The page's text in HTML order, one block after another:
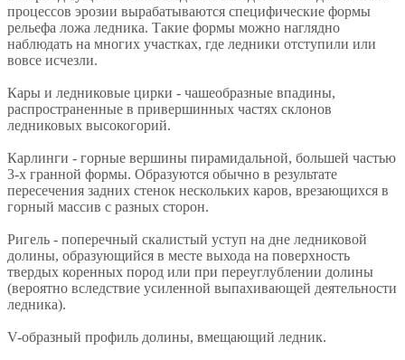
процессов эрозии вырабатываются специфические формы
рельефа ложа ледника. Такие формы можно наглядно
наблюдать на многих участках, где ледники отступили или
вовсе исчезли.
Кары и ледниковые цирки - чашеобразные впадины,
распространенные в привершинных частях склонов
ледниковых высокогорий.
Карлинги - горные вершины пирамидальной, большей частью
3-х гранной формы. Образуются обычно в результате
пересечения задних стенок нескольких каров, врезающихся в
горный массив с разных сторон.
Ригель - поперечный скалистый уступ на дне ледниковой
долины, образующийся в месте выхода на поверхность
твердых коренных пород или при переуглублении долины
(вероятно вследствие усиленной выпахивающей деятельности
ледника).
V-образный профиль долины, вмещающий ледник.